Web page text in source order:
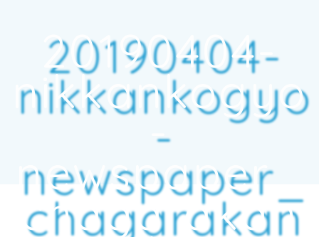
20190404-
nikkankogyo
-
newspaper_
chagarakan